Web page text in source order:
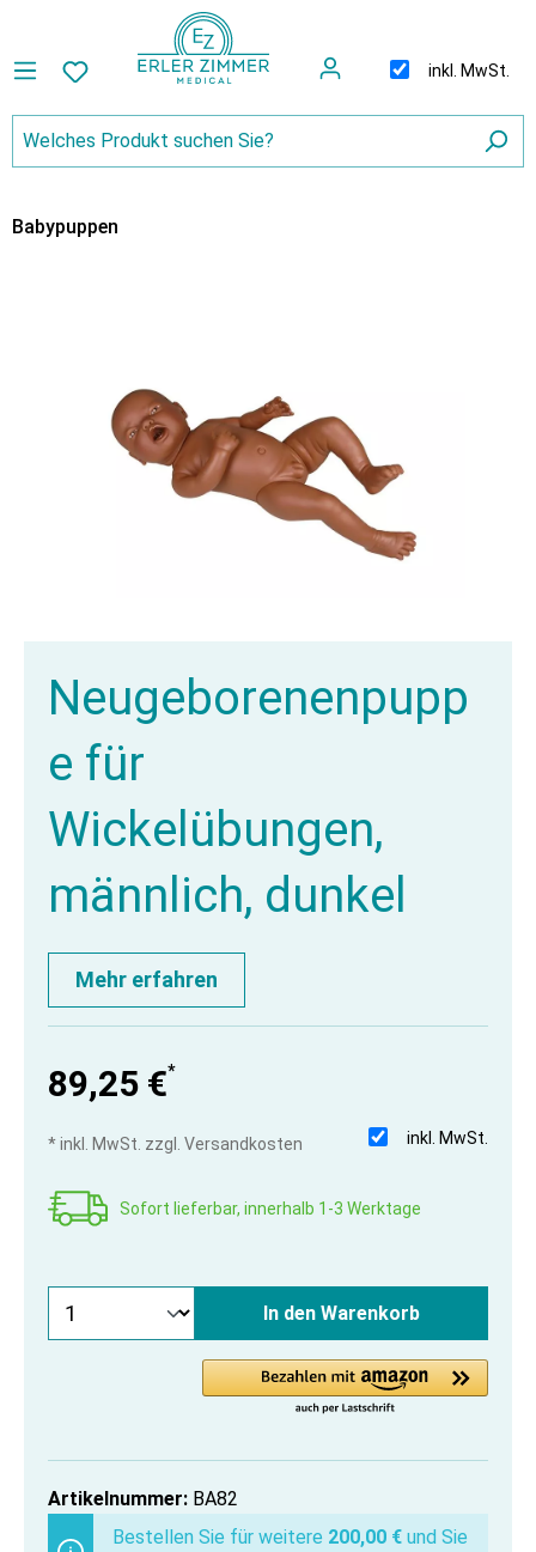
inkl. MwSt.
Babypuppen
Neugeborenenpupp
e für
Wickelübungen,
männlich, dunkel
Mehr erfahren
89,25 €*
inkl. MwSt.
* inkl. MwSt. zzgl. Versandkosten
Sofort lieferbar, innerhalb 1-3 Werktage
In den Warenkorb
Artikelnummer: BA82
Bestellen Sie für weitere 200,00 € und Sie